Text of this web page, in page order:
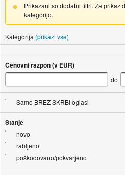
Prikazani so dodatni filtri. Za prikaz
kategorijo.
Kategorija (prikaži vse)
Cenovni razpon (v EUR)
do
Samo BREZ SKRBI oglasi
Stanje
novo
rabljeno
poškodovano/pokvarjeno